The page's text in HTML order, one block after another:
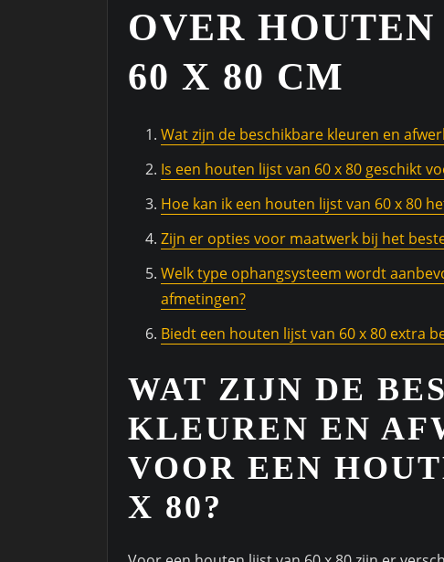
OVER
60 X 80 CM
Wat zijn de beschikbare kleuren en
Is een houten lijst van 60 x 80 geschikt
Hoe kan ik een houten lijst van 60 x 80
Zijn er opties voor maatwerk bij het
Welk type ophangsysteem wordt
afmetingen?
Biedt een houten lijst van 60 x 80 extra
WAT ZIJN DE
KLEUREN EN
VOOR EEN
X 80?